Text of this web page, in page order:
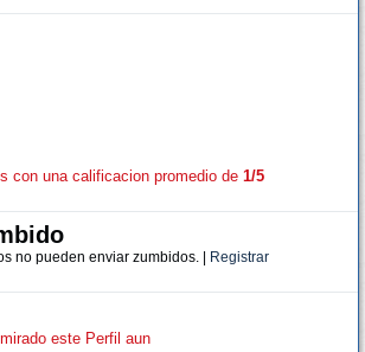
con una calificacion promedio de 1/5
no pueden enviar zumbidos. | Registrar
este Perfil aun